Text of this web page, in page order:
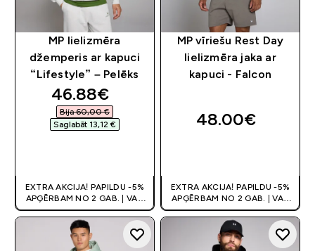
MP lielizmēra
džemperis ar kapuci
“Lifestyle” – Pelēks
discounted price
46.88€‎
Bija 60,00 €‎
Saglabāt 13,12 €‎
EXTRA AKCIJA! PAPILDU -5%
APĢĒRBAM NO 2 GAB. | VAR
APVIENOT AR KUPONU
MP vīriešu Rest Day
lielizmēra jaka ar
kapuci - Falcon
48.00€‎
EXTRA AKCIJA! PAPILDU -5%
APĢĒRBAM NO 2 GAB. | VAR
APVIENOT AR KUPONU